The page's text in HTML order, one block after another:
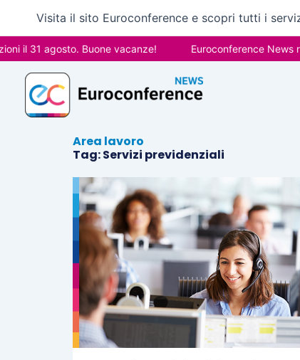
contenuto
Visita il sito Euroconference e scopri tutti i
il 31 agosto. Buone vacanze! Euroconference News
Area lavoro
Tag: Servizi previdenziali